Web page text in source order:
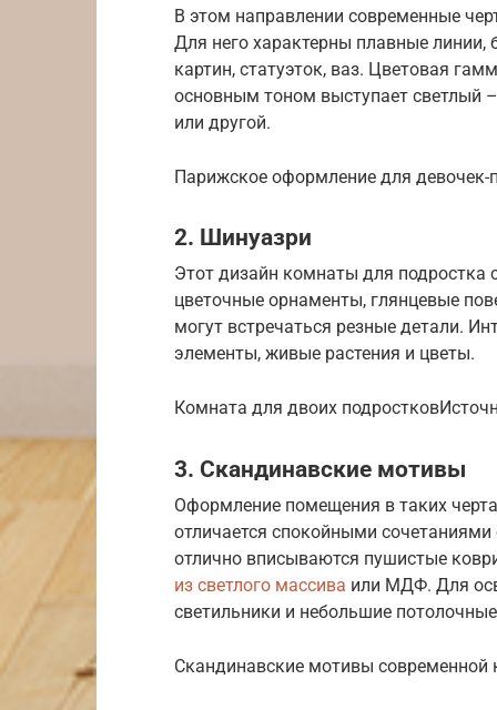
В этом направлении современные
Для него характерны плавные линии,
картин, статуэток, ваз. Цветовая
основным тоном выступает светлый
или другой.
Парижское оформление для девочек-
2. Шинуазри
Этот дизайн комнаты для
цветочные орнаменты, глянцевые
могут встречаться резные детали.
элементы, живые растения и цветы.
Комната для двоих
3. Скандинавские мотивы
Оформление помещения в таких
отличается спокойными
отлично вписываются пушистые
из светлого массива или МДФ. Для
светильники и небольшие
Скандинавские мотивы